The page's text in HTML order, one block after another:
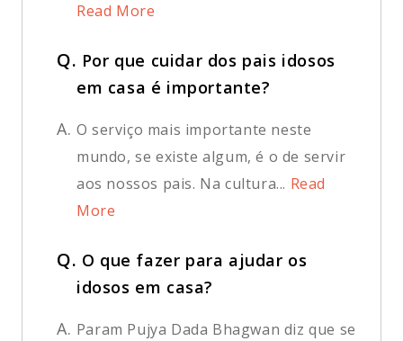
Read More
Q. Por que cuidar dos pais idosos
em casa é importante?
A. O serviço mais importante neste
mundo, se existe algum, é o de servir
aos nossos pais. Na cultura... Read
More
Q. O que fazer para ajudar os
idosos em casa?
A. Param Pujya Dada Bhagwan diz que se